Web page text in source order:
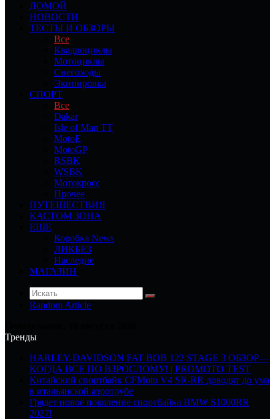
ДОМОЙ
НОВОСТИ
ТЕСТЫ И ОБЗОРЫ
Все
Квадроциклы
Мотоциклы
Снегоходы
Экипировка
СПОРТ
Все
Dakar
Isle of Man TT
MotoE
MotoGP
RSBK
WSBK
Мотокросс
Прочее
ПУТЕШЕСТВИЯ
КАСТОМ ЗОНА
ЕЩЕ
Коробка News
ЛИКБЕЗ
Наследие
МАГАЗИН
Random Article
Тренды
HARLEY-DAVIDSON FAT BOB 122 STAGE 3 ОБЗОР—
КОГДА ВСЕ ПО ВЗРОСЛОМУ! | PROMOTO TEST
Китайский спортбайк CFMoto V4 SR-RR доводят до ума
в итальянской аэротрубе
Грядет новое поколение спортбайка BMW S1000RR
2027!